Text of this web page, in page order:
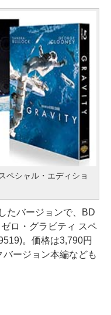
ペシャル・エディショ
たバージョンで、BD
ロ・グラビティ スペ
。価格は3,790円
ージョン本編なども